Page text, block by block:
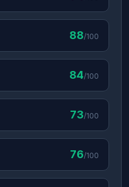
88/100
84/100
73/100
76/100